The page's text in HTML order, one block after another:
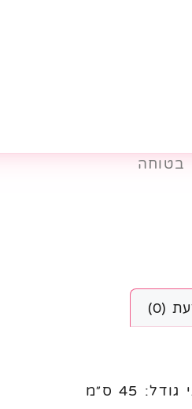
בטוחה
(0)
45 ס״מ